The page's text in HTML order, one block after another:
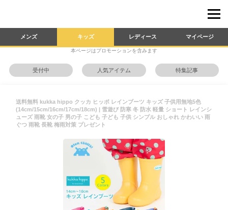
メンズ キッズ レディース マイページ
本ページはプロモーションを含みます
受付中 人気アイテム 特集記事
送料無料 kukka hippo クッカ ヒッポ レインブーツ キッズ 子供用無地5色
(14cm/15cm/16cm/17cm/18cm) | 雪遊び 防寒 冬 防水 軽量 ショート レインシ
ューズ 雨靴 女の子 男の子 こども 子ども 子供 シンプル おしゃれ かわいい 雨
ぐつ 雨靴 長靴 梅雨対策 プレゼント